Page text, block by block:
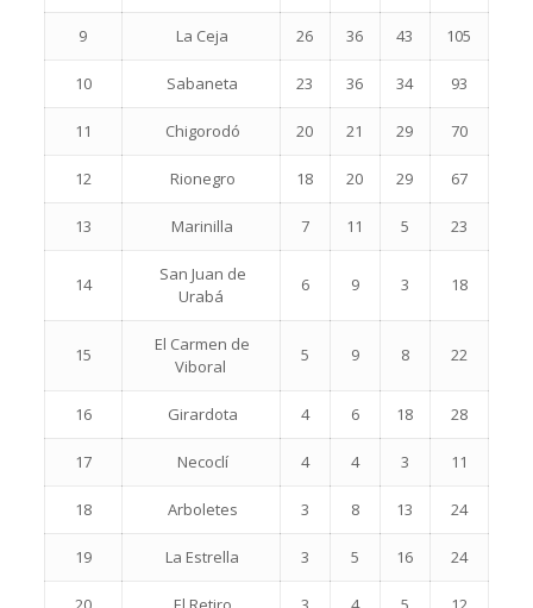
9 La Ceja 26 36 43 105
10 Sabaneta 23 36 34 93
11 Chigorodó 20 21 29 70
12 Rionegro 18 20 29 67
13 Marinilla 7 11 5 23
14
San Juan de
Urabá
6 9 3 18
15
El Carmen de
Viboral
5 9 8 22
16 Girardota 4 6 18 28
17 Necoclí 4 4 3 11
18 Arboletes 3 8 13 24
19 La Estrella 3 5 16 24